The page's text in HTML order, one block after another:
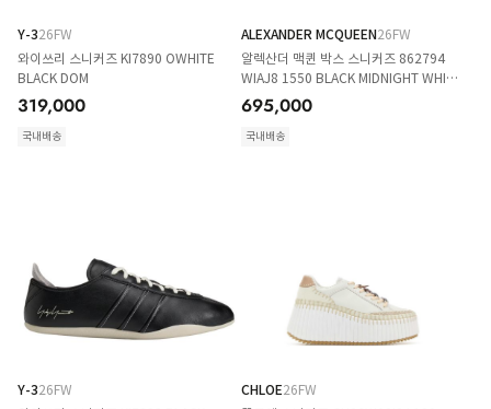
Y-326FW
와이쓰리 스니커즈 KI7890 OWHITE
BLACK DOM
319,000
국내배송
ALEXANDER MCQUEEN26FW
알렉산더 맥퀸 박스 스니커즈 862794
WIAJ8 1550 BLACK MIDNIGHT WHITE
DOM
695,000
국내배송
Y-326FW
CHLOE26FW